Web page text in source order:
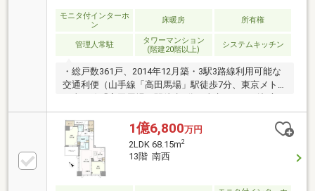
モニタ付インターホ
ン
床暖房 所有権
管理人常駐
タワーマンション
(階建20階以上)
システムキッチン
・総戸数361戸、2014年12月築・3駅3路線利用可能な
交通利便（山手線「高田馬場」駅徒歩7分、東京メト
ロ東西線「高田馬場」駅徒歩9分、東京メトロ副都心
線「西早稲田」駅徒歩9分）・免震構造・直接基礎・
トリプルセキュリティシステム・コンシェルジュサー
ビス（一部有償）・ゲストルーム・スカイラウンジ・
各階クリーンステーション（24時間ゴミ出し可）・ホ
テルライクな内廊下設計・24時間有人管理（管理人：
日勤、夜間：警備員） ・ペット足洗い場・宅配ボッ
1億6,800万円
2LDK 68.15m2
13階 南西